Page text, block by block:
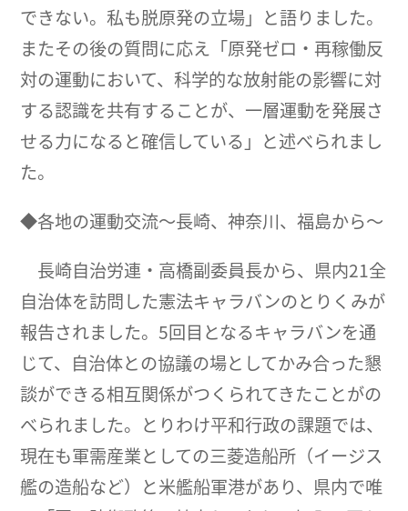
できない。私も脱原発の立場」と語りました。
またその後の質問に応え「原発ゼロ・再稼働反
対の運動において、科学的な放射能の影響に対
する認識を共有することが、一層運動を発展さ
せる力になると確信している」と述べられまし
た。
◆各地の運動交流～長崎、神奈川、福島から～
長崎自治労連・高橋副委員長から、県内21全
自治体を訪問した憲法キャラバンのとりくみが
報告されました。5回目となるキャラバンを通
じて、自治体との協議の場としてかみ合った懇
談ができる相互関係がつくられてきたことがの
べられました。とりわけ平和行政の課題では、
現在も軍需産業としての三菱造船所（イージス
艦の造船など）と米艦船軍港があり、県内で唯